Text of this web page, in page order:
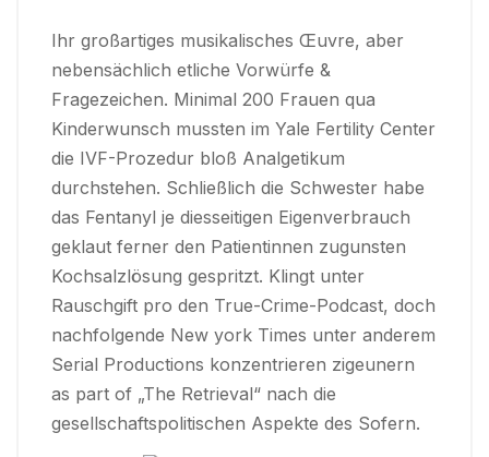
Ihr großartiges musikalisches Œuvre, aber
nebensächlich etliche Vorwürfe &
Fragezeichen. Minimal 200 Frauen qua
Kinderwunsch mussten im Yale Fertility Center
die IVF-Prozedur bloß Analgetikum
durchstehen. Schließlich die Schwester habe
das Fentanyl je diesseitigen Eigenverbrauch
geklaut ferner den Patientinnen zugunsten
Kochsalzlösung gespritzt. Klingt unter
Rauschgift pro den True-Crime-Podcast, doch
nachfolgende New york Times unter anderem
Serial Productions konzentrieren zigeunern
as part of „The Retrieval“ nach die
gesellschaftspolitischen Aspekte des Sofern.